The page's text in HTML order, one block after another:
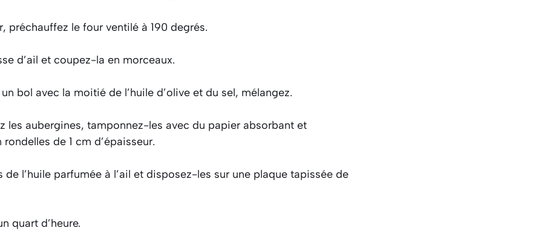
préchauffez le four ventilé à 190 degrés.
d’ail et coupez-la en morceaux.
bol avec la moitié de l’huile d’olive et du sel, mélangez.
les aubergines, tamponnez-les avec du papier absorbant et
de 1 cm d’épaisseur.
de l’huile parfumée à l’ail et disposez-les sur une plaque tapissée de
quart d’heure.